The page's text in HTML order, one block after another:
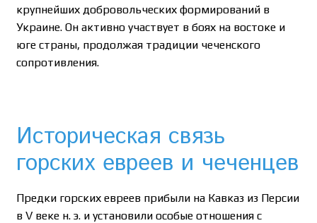
крупнейших добровольческих формирований в
Украине. Он активно участвует в боях на востоке и
юге страны, продолжая традиции чеченского
сопротивления.
Историческая связь
горских евреев и чеченцев
Предки горских евреев прибыли на Кавказ из Персии
в V веке н. э. и установили особые отношения с